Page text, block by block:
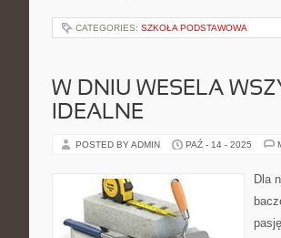
CATEGORIES: SZKOŁA PODSTAWOWA
W DNIU WESELA
IDEALNE
POSTED BY ADMIN PAŹ - 14 - 2025
Dla